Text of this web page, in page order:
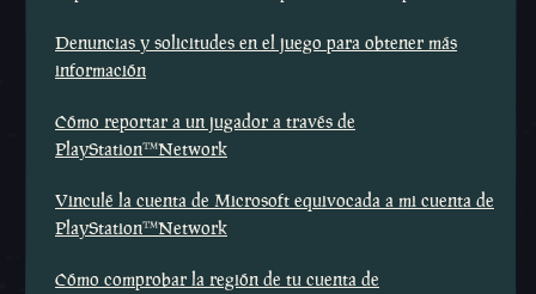
Denuncias y solicitudes en el juego para obtener más
información
Cómo reportar a un jugador a través de
PlayStation™Network
Vinculé la cuenta de Microsoft equivocada a mi cuenta de
PlayStation™Network
Cómo comprobar la región de tu cuenta de